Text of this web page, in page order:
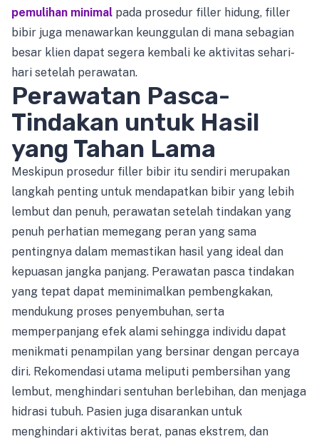
pemulihan minimal pada prosedur filler hidung, filler
bibir juga menawarkan keunggulan di mana sebagian
besar klien dapat segera kembali ke aktivitas sehari-
hari setelah perawatan.
Perawatan Pasca-
Tindakan untuk Hasil
yang Tahan Lama
Meskipun prosedur filler bibir itu sendiri merupakan
langkah penting untuk mendapatkan bibir yang lebih
lembut dan penuh, perawatan setelah tindakan yang
penuh perhatian memegang peran yang sama
pentingnya dalam memastikan hasil yang ideal dan
kepuasan jangka panjang. Perawatan pasca tindakan
yang tepat dapat meminimalkan pembengkakan,
mendukung proses penyembuhan, serta
memperpanjang efek alami sehingga individu dapat
menikmati penampilan yang bersinar dengan percaya
diri. Rekomendasi utama meliputi pembersihan yang
lembut, menghindari sentuhan berlebihan, dan menjaga
hidrasi tubuh. Pasien juga disarankan untuk
menghindari aktivitas berat, panas ekstrem, dan